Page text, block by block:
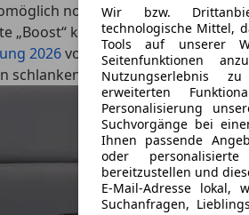
Wir bzw.
technologische Mittel,
Tools auf unserer
Seitenfunktionen
Nutzungserlebnis
erweiterten
Personalisierung
Suchvorgänge bei
Ihnen passende
oder
bereitzustellen und
E-Mail-Adresse lokal,
Suchanfragen,
noch länger, bietet BYD
„Boost“ kommt auf 27.490 statt
2026von bis zu 4.500 Euro in
22.990 Euro landen.